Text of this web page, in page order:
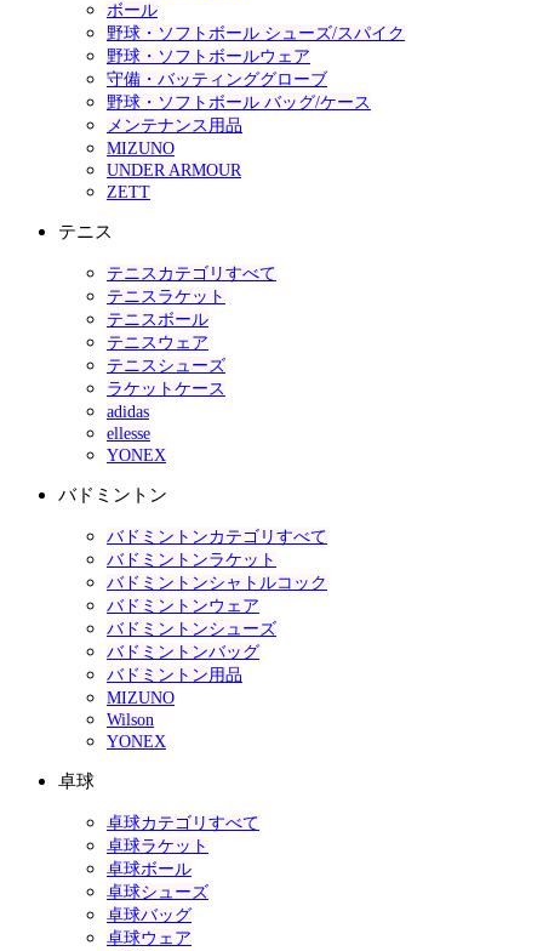
ボール
野球・ソフトボール シューズ/スパイク
野球・ソフトボールウェア
守備・バッティンググローブ
野球・ソフトボール バッグ/ケース
メンテナンス用品
MIZUNO
UNDER ARMOUR
ZETT
テニス
テニスカテゴリすべて
テニスラケット
テニスボール
テニスウェア
テニスシューズ
ラケットケース
adidas
ellesse
YONEX
バドミントン
バドミントンカテゴリすべて
バドミントンラケット
バドミントンシャトルコック
バドミントンウェア
バドミントンシューズ
バドミントンバッグ
バドミントン用品
MIZUNO
Wilson
YONEX
卓球
卓球カテゴリすべて
卓球ラケット
卓球ボール
卓球シューズ
卓球バッグ
卓球ウェア